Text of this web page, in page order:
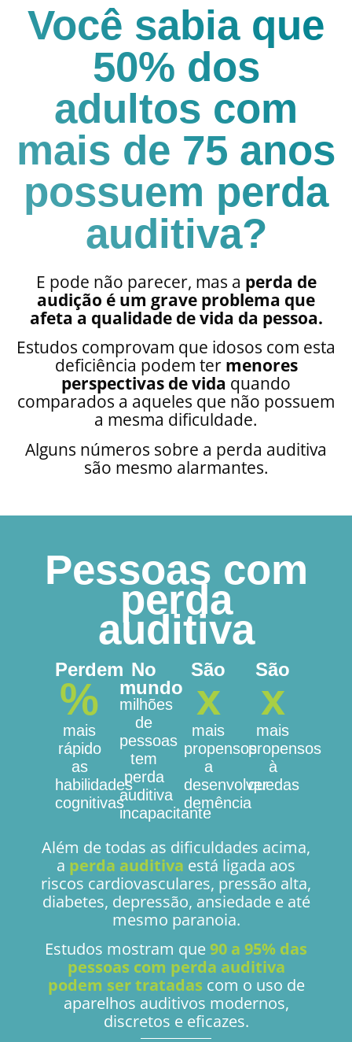
Você sabia que
50% dos
adultos com
mais de 75 anos
possuem perda
auditiva?
E pode não parecer, mas a perda de
audição é um grave problema que
afeta a qualidade de vida da pessoa.
Estudos comprovam que idosos com esta
deficiência podem ter menores
perspectivas de vida quando
comparados a aqueles que não possuem
a mesma dificuldade.
Alguns números sobre a perda auditiva
são mesmo alarmantes.
Pessoas com
perda
auditiva
Perdem
%
mais
rápido
as
habilidades
cognitivas
No
mundo
milhões
de
pessoas
tem
perda
auditiva
incapacitante
São
x
mais
propensos
a
desenvolver
demência
São
x
mais
propensos
à
quedas
Além de todas as dificuldades acima,
a perda auditiva está ligada aos
riscos cardiovasculares, pressão alta,
diabetes, depressão, ansiedade e até
mesmo paranoia.
Estudos mostram que90 a 95% das
pessoas com perda auditiva
podem ser tratadas com o uso de
aparelhos auditivos modernos,
discretos e eficazes.